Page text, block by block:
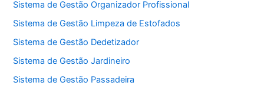
Sistema de Gestão Organizador Profissional
Sistema de Gestão Limpeza de Estofados
Sistema de Gestão Dedetizador
Sistema de Gestão Jardineiro
Sistema de Gestão Passadeira